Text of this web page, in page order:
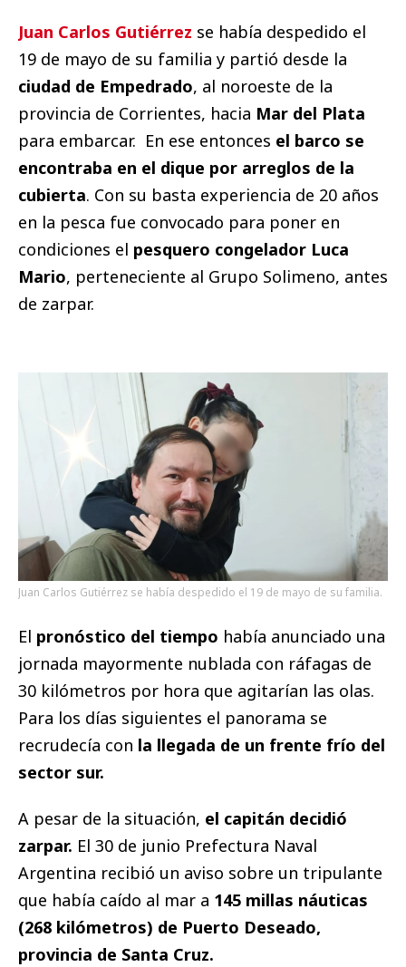
Juan Carlos Gutiérrez se había despedido el
19 de mayo de su familia y partió desde la
ciudad de Empedrado, al noroeste de la
provincia de Corrientes, hacia Mar del Plata
para embarcar. En ese entonces el barco se
encontraba en el dique por arreglos de la
cubierta. Con su basta experiencia de 20 años
en la pesca fue convocado para poner en
condiciones el pesquero congelador Luca
Mario, perteneciente al Grupo Solimeno, antes
de zarpar.
Juan Carlos Gutiérrez se había despedido el 19 de mayo de su familia.
El pronóstico del tiempo había anunciado una
jornada mayormente nublada con ráfagas de
30 kilómetros por hora que agitarían las olas.
Para los días siguientes el panorama se
recrudecía con la llegada de un frente frío del
sector sur.
A pesar de la situación, el capitán decidió
zarpar. El 30 de junio Prefectura Naval
Argentina recibió un aviso sobre un tripulante
que había caído al mar a 145 millas náuticas
(268 kilómetros) de Puerto Deseado,
provincia de Santa Cruz.